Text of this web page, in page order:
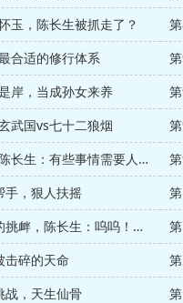
玉，陈长生被抓走了？
合适的修行体系
岸，当成孙女来养
武国vs七十二狼烟
第98章 暴揍小朋友，陈长生：有些事情需要人来扛
手，狠人扶摇
第104章 来自狂龙堡的挑衅，陈长生：呜呜！他们欺负我
击碎的天命
战，天生仙骨